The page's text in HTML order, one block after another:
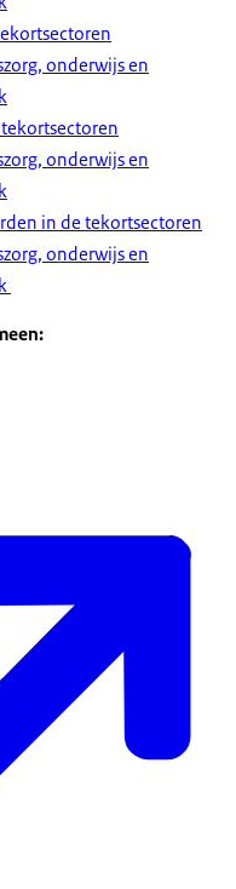
onderwijs en
onderwijs en
in de tekortsectoren
onderwijs en